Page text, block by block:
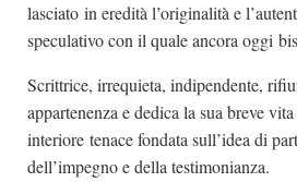
lasciato in eredità l’originalità e
speculativo con il quale ancora oggi
Scrittrice, irrequieta, indipendente,
appartenenza e dedica la sua breve
interiore tenace fondata sull’idea di
dell’impegno e della testimonianza.